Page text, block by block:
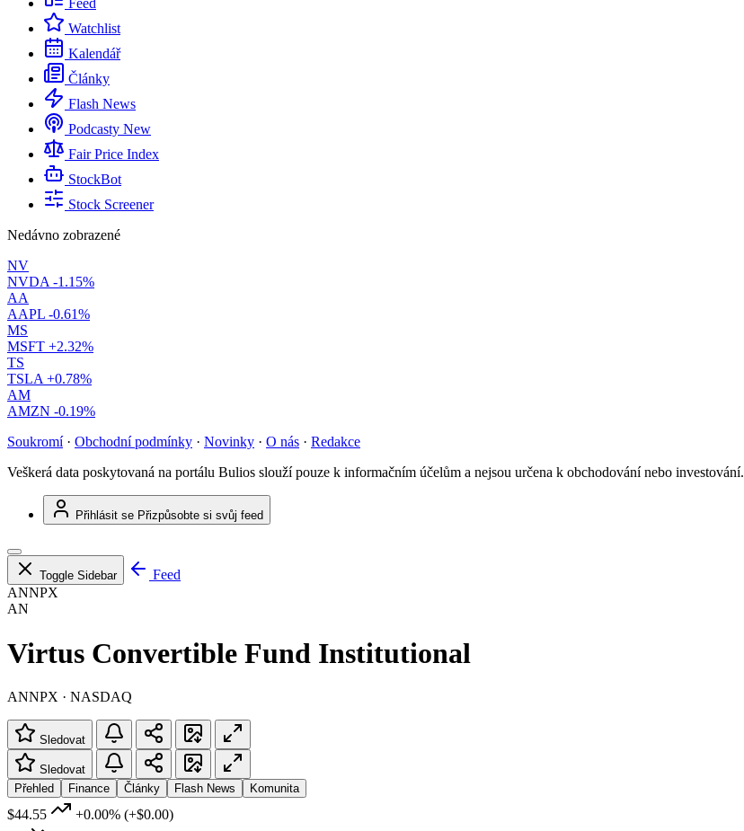
Feed
Watchlist
Kalendář
Články
Flash News
Podcasty New
Fair Price Index
StockBot
Stock Screener
Nedávno zobrazené
NV
NVDA -1.15%
AA
AAPL -0.61%
MS
MSFT +2.32%
TS
TSLA +0.78%
AM
AMZN -0.19%
Soukromí · Obchodní podmínky · Novinky · O nás · Redakce
Veškerá data poskytovaná na portálu Bulios slouží pouze k informačním účelům a nejsou určena k obchodování nebo investování.
Přihlásit se Přizpůsobte si svůj feed
Toggle Sidebar
Feed
ANNPX
AN
Virtus Convertible Fund Institutional
ANNPX · NASDAQ
Sledovat
Sledovat
Přehled
Finance Články Flash News Komunita
$44.55 +0.00% (+$0.00)